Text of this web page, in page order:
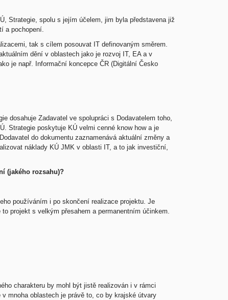
Strategie, spolu s jejím účelem, jim byla představena již
a pochopení.
tak s cílem posouvat IT definovaným směrem.
dění v oblastech jako je rozvoj IT, EA a v
je např. Informační koncepce ČR (Digitální Česko
dosahuje Zadavatel ve spolupráci s Dodavatelem toho,
Strategie poskytuje KÚ velmi cenné know how a je
do dokumentu zaznamenává aktuální změny a
náklady KÚ JMK v oblasti IT, a to jak investiční,
(jakého rozsahu)?
používáním i po skončení realizace projektu. Je
projekt s velkým přesahem a permanentním účinkem.
charakteru by mohl být jistě realizován i v rámci
mnoha oblastech je právě to, co by krajské útvary